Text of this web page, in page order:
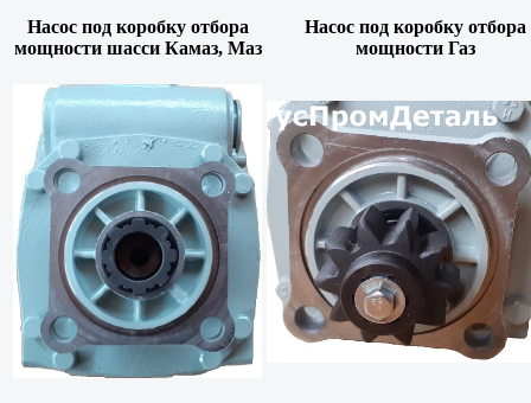
Насос под коробку отбора
мощности шасси Камаз, Маз
Насос под коробку отбора
мощности Газ